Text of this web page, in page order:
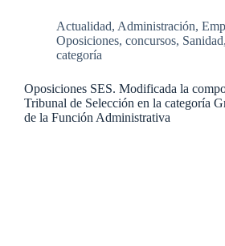
Actualidad, Administración,
Oposiciones, concursos, Sanidad,
categoría
Oposiciones SES. Modificada la
Tribunal de Selección en la categoría
de la Función Administrativa